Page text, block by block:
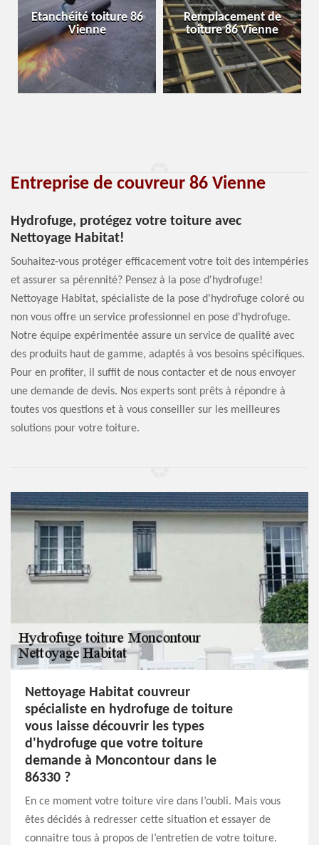
Etanchéité toiture 86
Vienne
Remplacement de
toiture 86 Vienne
Entreprise de couvreur 86 Vienne
Hydrofuge, protégez votre toiture avec
Nettoyage Habitat!
Souhaitez-vous protéger efficacement votre toit des intempéries
et assurer sa pérennité? Pensez à la pose d'hydrofuge!
Nettoyage Habitat, spécialiste de la pose d'hydrofuge coloré ou
non vous offre un service professionnel en pose d'hydrofuge.
Notre équipe expérimentée assure un service de qualité avec
des produits haut de gamme, adaptés à vos besoins spécifiques.
Pour en profiter, il suffit de nous contacter et de nous envoyer
une demande de devis. Nos experts sont prêts à répondre à
toutes vos questions et à vous conseiller sur les meilleures
solutions pour votre toiture.
Nettoyage Habitat couvreur
spécialiste en hydrofuge de toiture
vous laisse découvrir les types
d'hydrofuge que votre toiture
demande à Moncontour dans le
86330 ?
En ce moment votre toiture vire dans l’oubli. Mais vous
êtes décidés à redresser cette situation et essayer de
connaitre tous à propos de l’entretien de votre toiture.